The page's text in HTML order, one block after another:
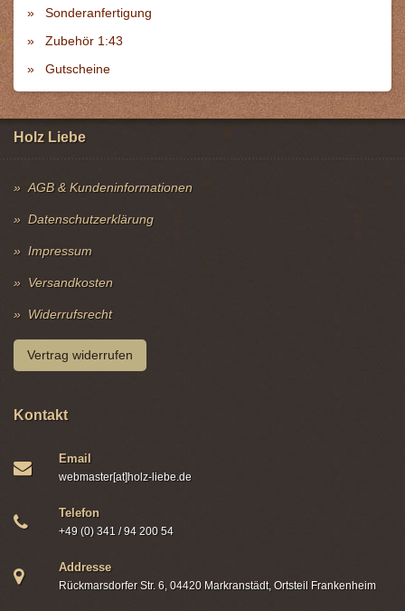
Sonderanfertigung
Zubehör 1:43
Gutscheine
Holz Liebe
AGB & Kundeninformationen
Datenschutzerklärung
Impressum
Versandkosten
Widerrufsrecht
Vertrag widerrufen
Kontakt
Email
webmaster[at]holz-liebe.de
Telefon
+49 (0) 341 / 94 200 54
Addresse
Rückmarsdorfer Str. 6, 04420 Markranstädt, Ortsteil Frankenheim